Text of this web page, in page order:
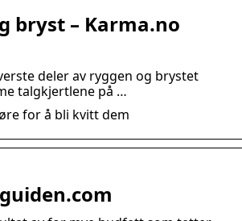
bryst – Karma.no
deler av ryggen og brystet
talgkjertlene på …
for å bli kvitt dem